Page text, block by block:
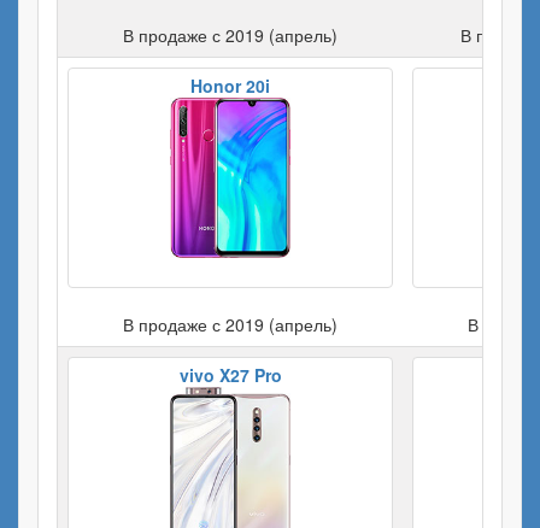
В продаже с 2019 (апрель) В
Honor 20i
В продаже с 2019 (апрель) В
vivo X27 Pro